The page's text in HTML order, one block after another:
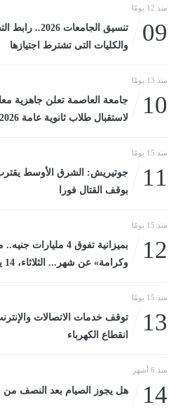
منذ 12 يومًا
09
تنسيق
والكليات التى تشترط اجتيازها
منذ 13 يومًا
10
جامعة العاصمة تعلن جاهزية
لاستقبال طلاب ثانوية عامة 2026
منذ 15 يومًا
11
جوتيريش: الشرق الأوسط
بوقف القتال فورا
منذ 15 يومًا
12
بميزانية تفوق 4
وكرامة» عن شهر... الثلاثاء، 14 يوليو 2026 10:46 صـ
منذ 15 يومًا
13
توقف خدمات الاتصالات
انقطاع الكهرباء
منذ 6 أشهر
14 هل يجوز الصيام بعد النصف من